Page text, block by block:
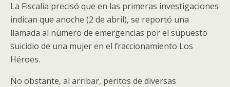
La Fiscalía precisó que en las primeras investigaciones
indican que anoche (2 de abril), se reportó una
llamada al número de emergencias por el supuesto
suicidio de una mujer en el fraccionamiento Los
Héroes.
No obstante, al arribar, peritos de diversas